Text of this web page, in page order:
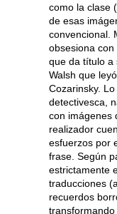
como la clase
de esas
convencional.
obsesiona
que da título a
Walsh que
Cozarinsky.
detectivesca,
con imágenes
realizador
esfuerzos por
frase. Según
estrictamente
traducciones
recuerdos